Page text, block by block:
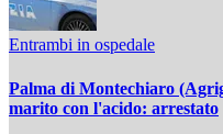
Entrambi in ospedale
Palma di Montechiaro
marito con l'acido: arrestato